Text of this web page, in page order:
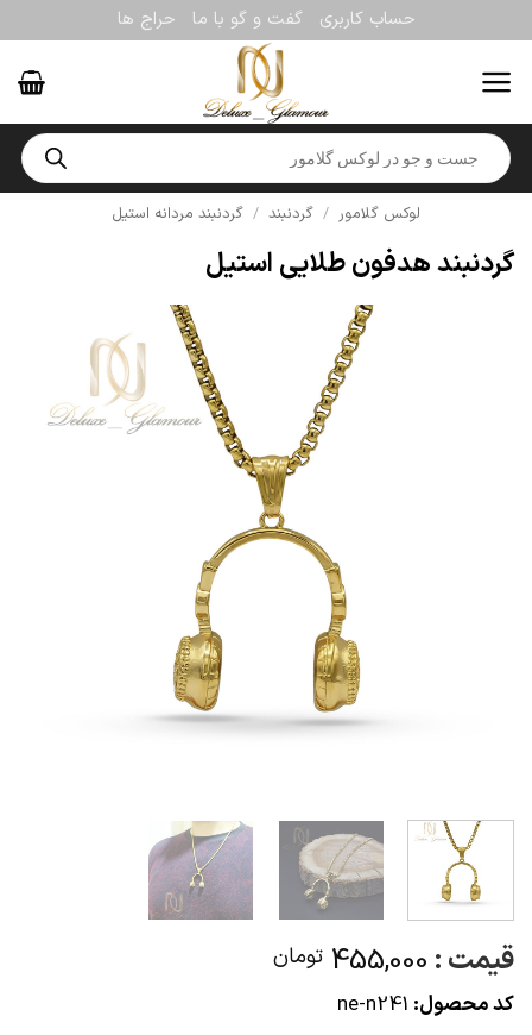
to
content
حساب کاربری گفت و گو با ما حراج ها
Products
search
لوکس گلامور / گردنبند / گردنبند مردانه استیل
گردنبند هدفون طلایی استیل
قیمت : 455,000 تومان
کد محصول: ne-n241